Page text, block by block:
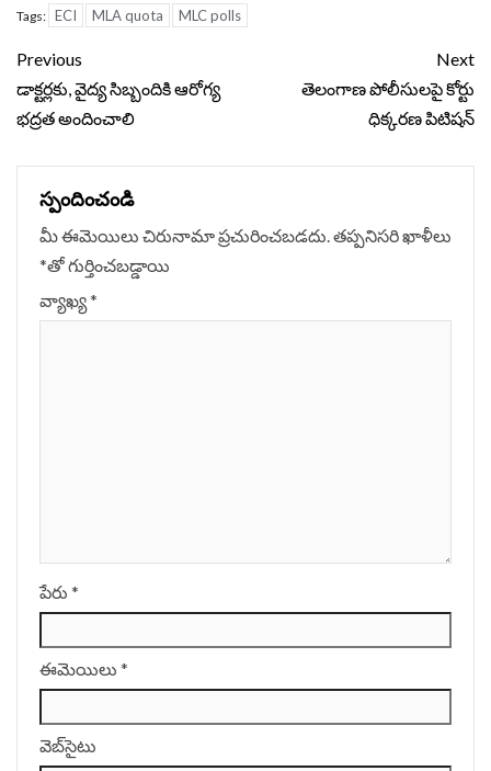
Tags: ECI MLA quota MLC polls
Continue
Reading
Previous
డాక్టర్లకు, వైద్య సిబ్బందికి ఆరోగ్య
భద్రత అందించాలి
Next
తెలంగాణ పోలీసులపై కోర్టు
ధిక్కరణ పిటిషన్
స్పందించండి
మీ ఈమెయిలు చిరునామా ప్రచురించబడదు.తప్పనిసరి ఖాళీలు
*‌తో గుర్తించబడ్డాయి
వ్యాఖ్య*
పేరు *
ఈమెయిలు *
వెబ్‌సైటు